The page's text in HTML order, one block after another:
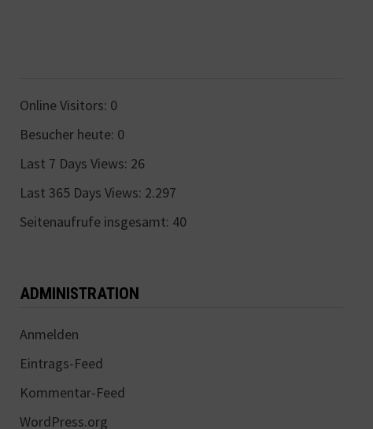
Online Visitors: 0
Besucher heute: 0
Last 7 Days Views: 26
Last 365 Days Views: 2.297
Seitenaufrufe insgesamt: 40
ADMINISTRATION
Anmelden
Eintrags-Feed
Kommentar-Feed
WordPress.org